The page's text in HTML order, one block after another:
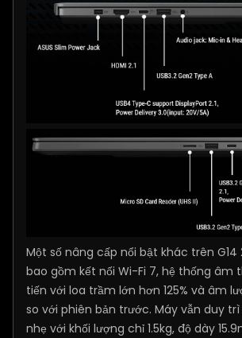
Một số nâng cấp nổi bật khác trên G14
bao gồm kết nối Wi-Fi 7, hệ thống âm
tiến với loa trầm lớn hơn 125% và âm
so với phiên bản trước. Máy vẫn duy
nhẹ với khối lượng chỉ 1.5kg, độ dày